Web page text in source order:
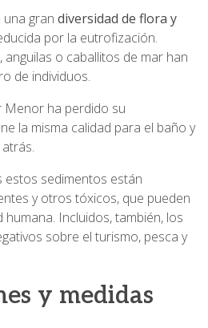
gran diversidad de flora y
por la eutrofización.
o caballitos de mar han
de individuos.
Menor ha perdido su
la misma calidad para el baño y
estos sedimentos están
y otros tóxicos, que pueden
Incluidos, también, los
sobre el turismo, pesca y
y medidas